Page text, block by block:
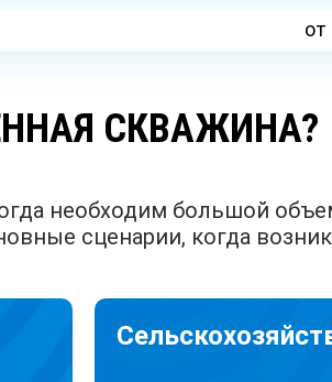
от
СКВАЖИНА?
необходим большой
сценарии, когда